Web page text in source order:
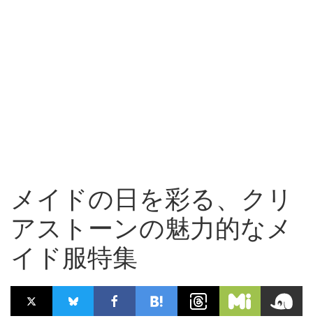
メイドの日を彩る、クリ
アストーンの魅力的なメ
イド服特集